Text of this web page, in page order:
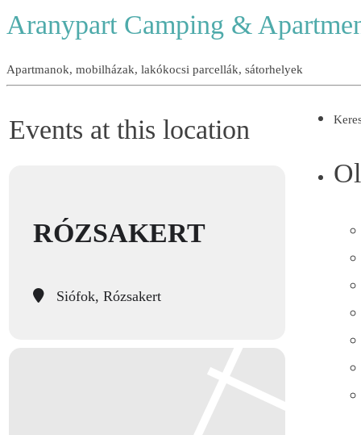
Aranypart Camping &
Apartmanok, mobilházak, lakókocsi parcellák, sátorhelyek
Events at this location
RÓZSAKERT
Siófok, Rózsakert